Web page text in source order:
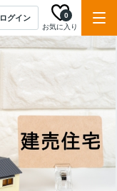
ログイン
お気に入り
0